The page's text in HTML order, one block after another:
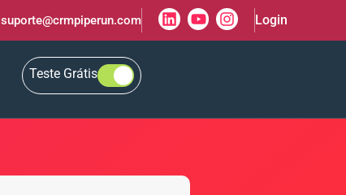
suporte@crmpiperun.com Login
Teste Grátis